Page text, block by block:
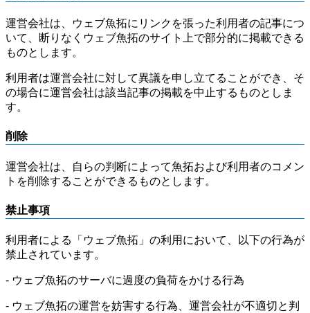
運営会社は、ウェブ魚拓にリンクを張った利用者の記事につ
いて、断りなくウェブ魚拓のサイト上で部分的に掲載できる
ものとします。
利用者は運営会社に対して異議を申し立てることができ、そ
の場合に運営会社は該当記事の掲載を中止するものとしま
す。
削除
運営会社は、自らの判断によって魚拓および利用者のコメン
トを削除することができるものとします。
禁止事項
利用者による「ウェブ魚拓」の利用において、以下の行為が
禁止されています。
- ウェブ魚拓のサーバに過度の負荷をかける行為
- ウェブ魚拓の運営を妨害する行為、運営会社が不適切と判